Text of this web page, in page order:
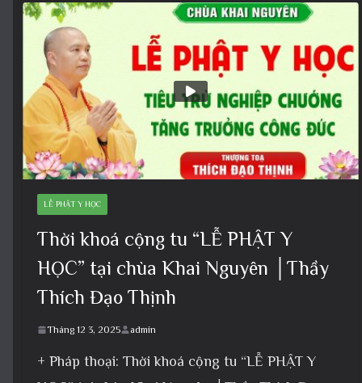
LỄ PHẬT Y HỌC
Thời khoá cộng tu “LỄ PHẬT Y
HỌC” tại chùa Khai Nguyên │Thầy
Thích Đạo Thịnh
Tháng 12 3, 2025 admin
+ Pháp thoại: Thời khoá cộng tu “LỄ PHẬT Y